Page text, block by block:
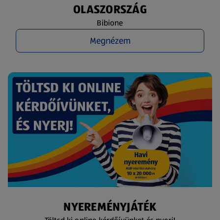
OLASZORSZÁG
Bibione
Megnézem
NYEREMÉNYJÁTÉK